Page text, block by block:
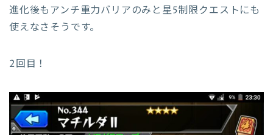
進化後もアンチ重力バリアのみと星5制限クエストにも
使えなさそうです。
2回目！